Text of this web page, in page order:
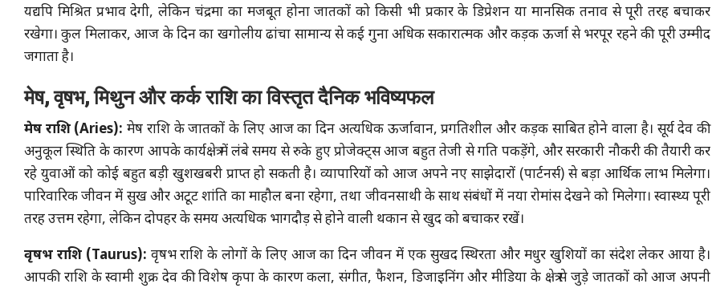
यद्यपि मिश्रित प्रभाव देगी, लेकिन चंद्रमा का मजबूत होना जातकों को किसी भी प्रकार के डिप्रेशन या मानसिक तनाव से पूरी तरह बचाकर
रखेगा। कुल मिलाकर, आज के दिन का खगोलीय ढांचा सामान्य से कई गुना अधिक सकारात्मक और कड़क ऊर्जा से भरपूर रहने की पूरी उम्मीद
जगाता है।
मेष, वृषभ, मिथुन और कर्क राशि का विस्तृत दैनिक भविष्यफल
मेष राशि (Aries): मेष राशि के जातकों के लिए आज का दिन अत्यधिक ऊर्जावान, प्रगतिशील और कड़क साबित होने वाला है। सूर्य देव की
अनुकूल स्थिति के कारण आपके कार्यक्षेत्र में लंबे समय से रुके हुए प्रोजेक्ट्स आज बहुत तेजी से गति पकड़ेंगे, और सरकारी नौकरी की तैयारी कर
रहे युवाओं को कोई बहुत बड़ी खुशखबरी प्राप्त हो सकती है। व्यापारियों को आज अपने नए साझेदारों (पार्टनर्स) से बड़ा आर्थिक लाभ मिलेगा।
पारिवारिक जीवन में सुख और अटूट शांति का माहौल बना रहेगा, तथा जीवनसाथी के साथ संबंधों में नया रोमांस देखने को मिलेगा। स्वास्थ्य पूरी
तरह उत्तम रहेगा, लेकिन दोपहर के समय अत्यधिक भागदौड़ से होने वाली थकान से खुद को बचाकर रखें।
वृषभ राशि (Taurus): वृषभ राशि के लोगों के लिए आज का दिन जीवन में एक सुखद स्थिरता और मधुर खुशियों का संदेश लेकर आया है।
आपकी राशि के स्वामी शुक्र देव की विशेष कृपा के कारण कला, संगीत, फैशन, डिजाइनिंग और मीडिया के क्षेत्र से जुड़े जातकों को आज अपनी